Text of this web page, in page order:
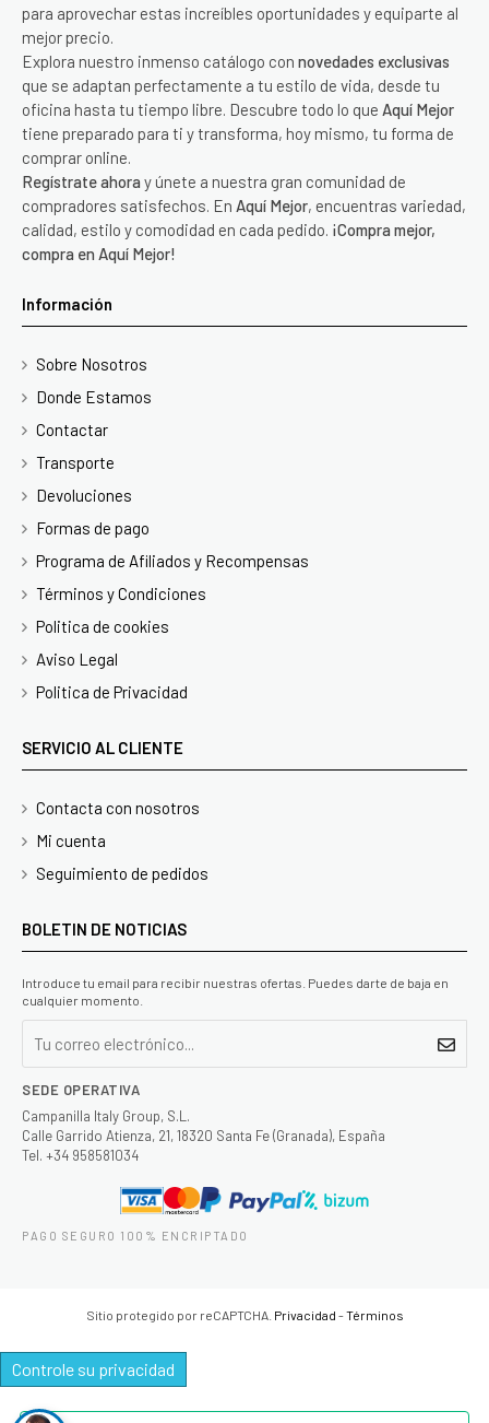
para aprovechar estas increíbles oportunidades y equiparte al
mejor precio.
Explora nuestro inmenso catálogo con novedades exclusivas
que se adaptan perfectamente a tu estilo de vida, desde tu
oficina hasta tu tiempo libre. Descubre todo lo que Aquí Mejor
tiene preparado para ti y transforma, hoy mismo, tu forma de
comprar online.
Regístrate ahora y únete a nuestra gran comunidad de
compradores satisfechos. En Aquí Mejor, encuentras variedad,
calidad, estilo y comodidad en cada pedido. ¡Compra mejor,
compra en Aquí Mejor!
Información
Sobre Nosotros
Donde Estamos
Contactar
Transporte
Devoluciones
Formas de pago
Programa de Afiliados y Recompensas
Términos y Condiciones
Politica de cookies
Aviso Legal
Politica de Privacidad
SERVICIO AL CLIENTE
Contacta con nosotros
Mi cuenta
Seguimiento de pedidos
BOLETIN DE NOTICIAS
Introduce tu email para recibir nuestras ofertas. Puedes darte de baja en
cualquier momento.
SEDE OPERATIVA
Campanilla Italy Group, S.L.
Calle Garrido Atienza, 21, 18320 Santa Fe (Granada), España
Tel. +34 958581034
PAGO SEGURO 100% ENCRIPTADO
Sitio protegido por reCAPTCHA. Privacidad -Términos
Controle su privacidad